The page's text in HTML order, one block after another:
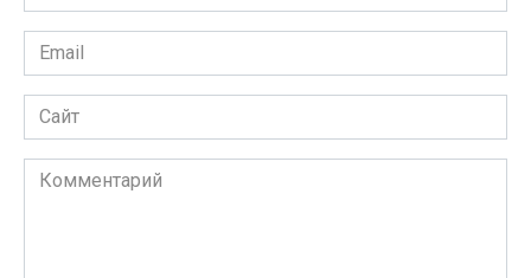
*
Email
*
Сайт
Комментарий